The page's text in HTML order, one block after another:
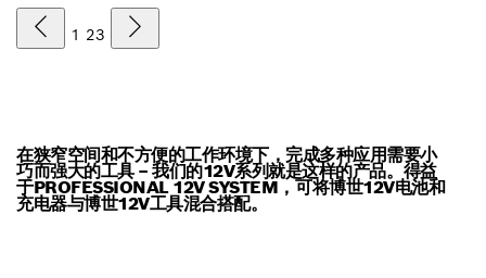
1 23
在狭窄空间和不方便的工作环境下，完成多种应用需要小
巧而强大的工具 – 我们的12V系列就是这样的产品。得益
于PROFESSIONAL 12V SYSTEM，可将博世12V电池和
充电器与博世12V工具混合搭配。